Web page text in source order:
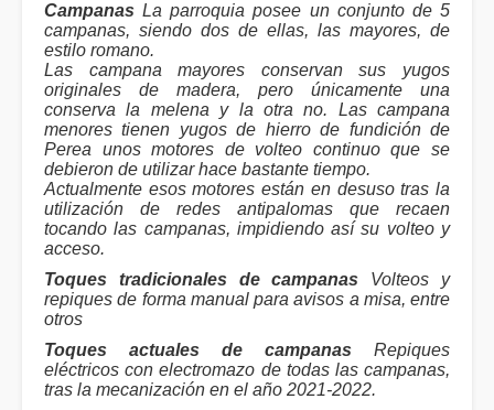
Campanas La parroquia posee un conjunto de 5
campanas, siendo dos de ellas, las mayores, de
estilo romano.
Las campana mayores conservan sus yugos
originales de madera, pero únicamente una
conserva la melena y la otra no. Las campana
menores tienen yugos de hierro de fundición de
Perea unos motores de volteo continuo que se
debieron de utilizar hace bastante tiempo.
Actualmente esos motores están en desuso tras la
utilización de redes antipalomas que recaen
tocando las campanas, impidiendo así su volteo y
acceso.
Toques tradicionales de campanas Volteos y
repiques de forma manual para avisos a misa, entre
otros
Toques actuales de campanas Repiques
eléctricos con electromazo de todas las campanas,
tras la mecanización en el año 2021-2022.